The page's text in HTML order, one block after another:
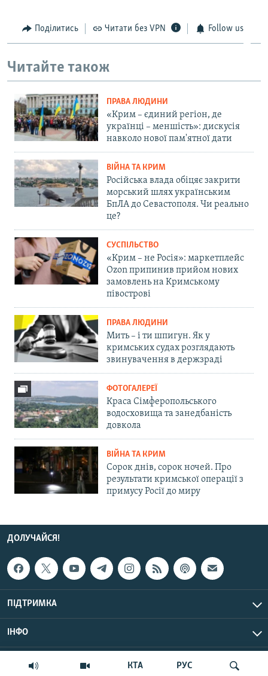
КТА РУС
Поділитись Читати без VPN Follow us
Читайте також
ПРАВА ЛЮДИНИ
«Крим – єдиний регіон, де
українці – меншість»: дискусія
навколо нової пам'ятної дати
ВІЙНА ТА КРИМ
Російська влада обіцяє закрити
морський шлях українським
БпЛА до Севастополя. Чи реально
це?
СУСПІЛЬСТВО
«Крим – не Росія»: маркетплейс
Ozon припинив прийом нових
замовлень на Кримському
півострові
ПРАВА ЛЮДИНИ
Мить – і ти шпигун. Як у
кримських судах розглядають
звинувачення в держзраді
ФОТОГАЛЕРЕЇ
Краса Сімферопольського
водосховища та занедбаність
довкола
ВІЙНА ТА КРИМ
Сорок днів, сорок ночей. Про
результати кримської операції з
примусу Росії до миру
ДОЛУЧАЙСЯ!
ПІДТРИМКА
ІНФО
© Крим.Реалії, 2026 | Усі права застережено.